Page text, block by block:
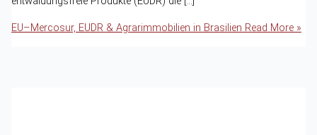
EU–Mercosur, EUDR & Agrarimmobilien in Brasilien Read More »